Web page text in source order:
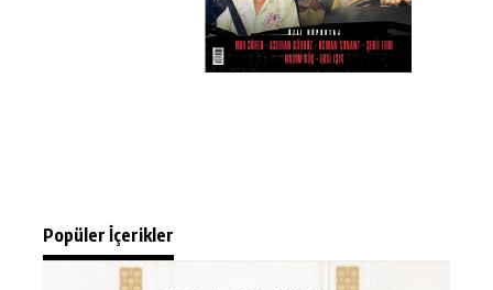
Popüler İçerikler